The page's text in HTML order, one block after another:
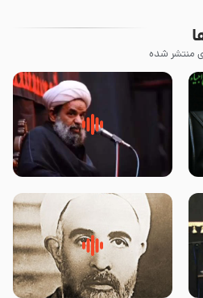
منتشر شده
روضه جانسوز پاره های جگر امام
حسن مجتبی علیه السلام-حجت
روضه‌ی مجلس یزید ملعون و
اسارت اهل‌بیت علیهم‌السلام –